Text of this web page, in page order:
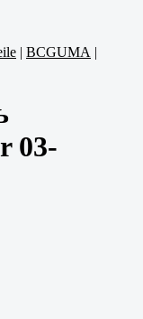
| BCGUMA |
03-